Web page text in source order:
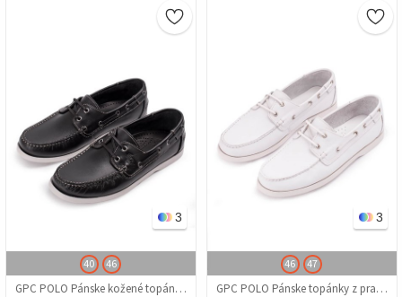
3
40 46
GPC POLO Pánske kožené topánky - Čierna 20210835529
3
46 47
GPC POLO Pánske topánky z pravej kože - Biela 20210835481